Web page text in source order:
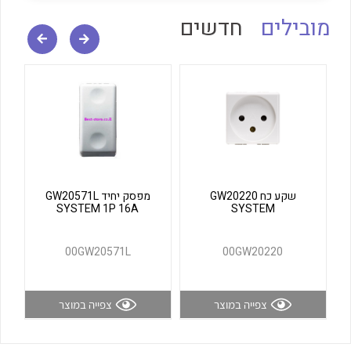
לכל מוצרי היצרן לכל מוצרי היצרן
מובילים חדשים
שקע כח GW20220
SYSTEM
00GW20220
צפייה במוצר
מפסק יחיד GW20571L
SYSTEM 1P 16A
00GW20571L
צפייה במוצר